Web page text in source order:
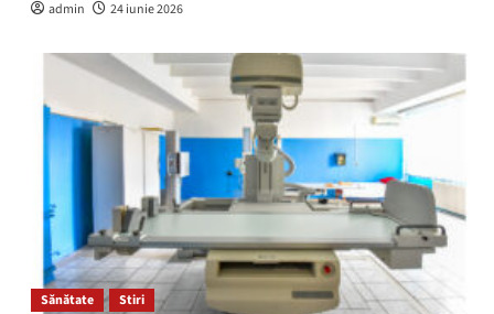
admin 24 iunie 2026
Sănătate Stiri